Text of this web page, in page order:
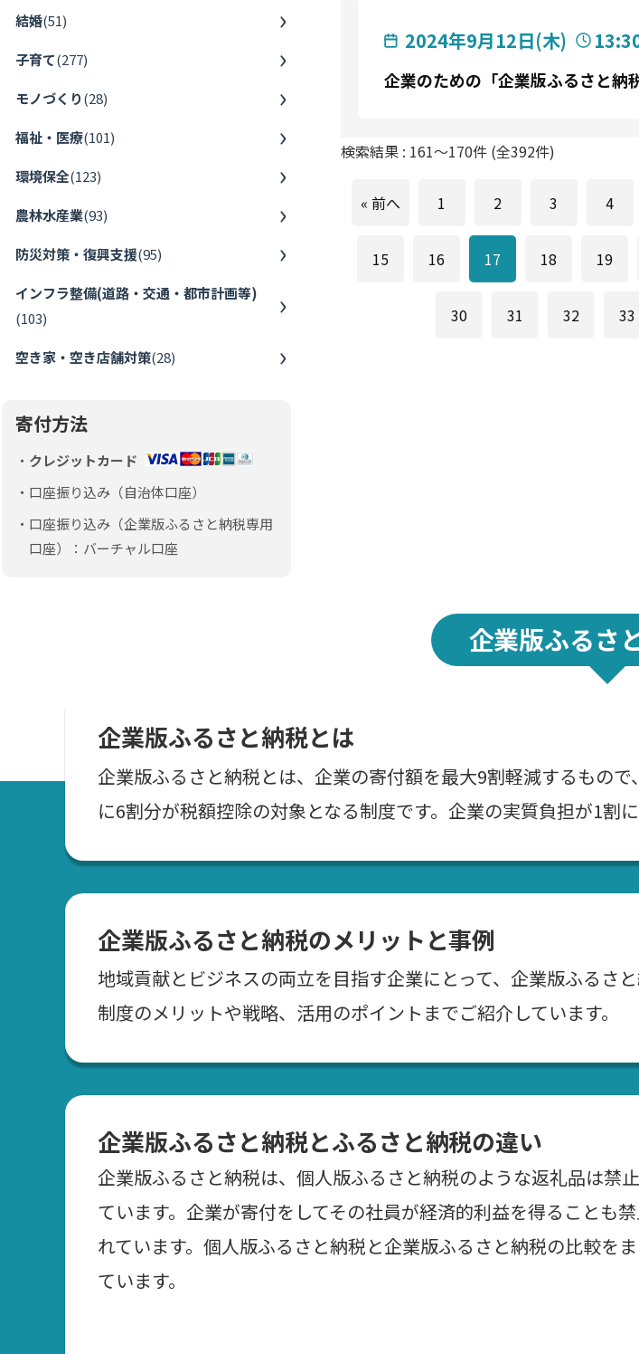
結婚(51)
子育て(277)
モノづくり(28)
福祉・医療(101)
環境保全(123)
農林水産業(93)
防災対策・復興支援(95)
インフラ整備(道路・交通・都市計画等)
(103)
空き家・空き店舗対策(28)
寄付方法
クレジットカード
口座振り込み（自治体口座）
口座振り込み（企業版ふるさと納税専用
口座）：バーチャル口座
2024年9月12日(木)
企業のための「企業版ふるさと
検索結果 : 161～170件 (全392件)
« 前へ 1 2 3 4
15 16 17 18 19
30 31 32 33
企業版ふるさ
企業版ふるさと納税とは
企業版ふるさと納税とは、企業の寄付額を最大9割軽減するもの
に6割分が税額控除の対象となる制度です。企業の実質負担が1割
企業版ふるさと納税のメリットと事例
地域貢献とビジネスの両立を目指す企業にとって、企業版ふるさ
制度のメリットや戦略、活用のポイントまでご紹介しています。
企業版ふるさと納税とふるさと納税の違い
企業版ふるさと納税は、個人版ふるさと納税のような返礼品は禁
ています。企業が寄付をしてその社員が経済的利益を得ることも
れています。個人版ふるさと納税と企業版ふるさと納税の比較を
ています。